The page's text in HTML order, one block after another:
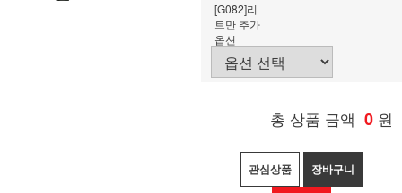
[G082]리
트만 추가
옵션
총 상품 금액 0 원
관심상품 장바구니